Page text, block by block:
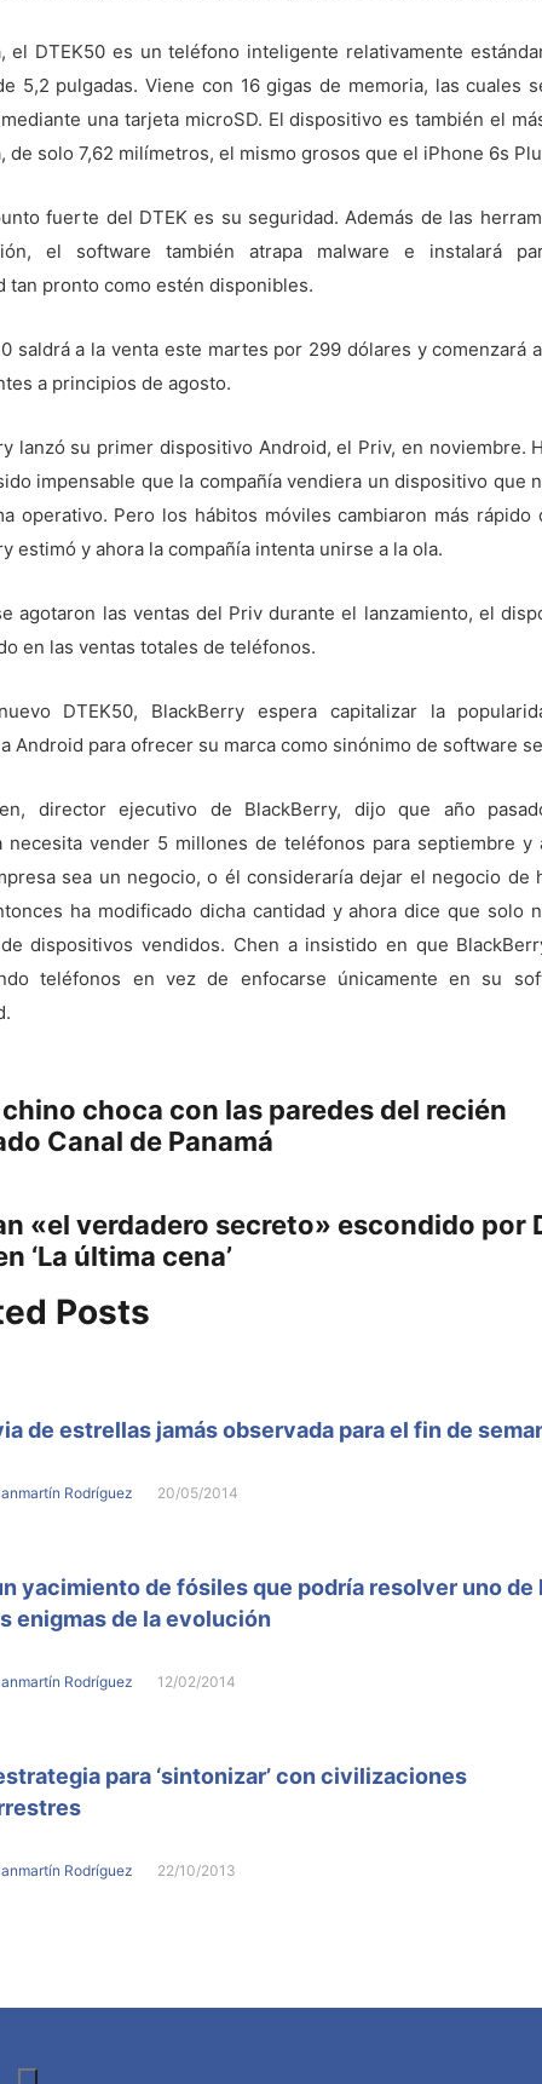
el DTEK50 es un teléfono inteligente relativamente
5,2 pulgadas. Viene con 16 gigas de memoria, las cuales
una tarjeta microSD. El dispositivo es también el
de solo 7,62 milímetros, el mismo grosos que el iPhone 6s
fuerte del DTEK es su seguridad. Además de las
el software también atrapa malware e instalará
tan pronto como estén disponibles.
saldrá a la venta este martes por 299 dólares y comenzará
a principios de agosto.
lanzó su primer dispositivo Android, el Priv, en noviembre.
impensable que la compañía vendiera un dispositivo que
operativo. Pero los hábitos móviles cambiaron más rápido
estimó y ahora la compañía intenta unirse a la ola.
agotaron las ventas del Priv durante el lanzamiento, el
en las ventas totales de teléfonos.
DTEK50, BlackBerry espera capitalizar la
Android para ofrecer su marca como sinónimo de software
director ejecutivo de BlackBerry, dijo que año
necesita vender 5 millones de teléfonos para septiembre y
sea un negocio, o él consideraría dejar el negocio de
ha modificado dicha cantidad y ahora dice que solo
dispositivos vendidos. Chen a insistido en que
teléfonos en vez de enfocarse únicamente en su
choca con las paredes del recién
Canal de Panamá
«el verdadero secreto» escondido por
‘La última cena’
Posts
de estrellas jamás observada para el fin de
Rodríguez 20/05/2014
yacimiento de fósiles que podría resolver uno de
enigmas de la evolución
Rodríguez 12/02/2014
para ‘sintonizar’ con civilizaciones
Rodríguez 22/10/2013